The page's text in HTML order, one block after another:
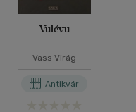
Vulévu
Vass Virág
Antikvár